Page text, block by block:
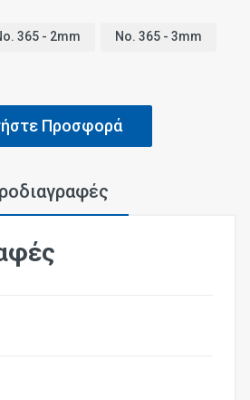
365 - 2mm Νο. 365 - 3mm
Προσφορά